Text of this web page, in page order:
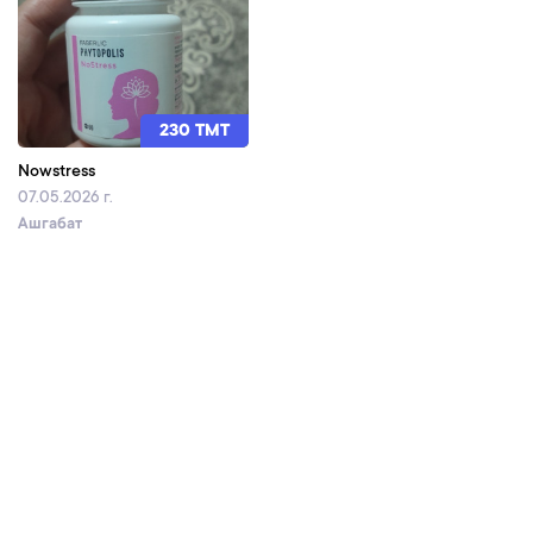
230 TMT
Nowstress
07.05.2026 г.
Ашгабат